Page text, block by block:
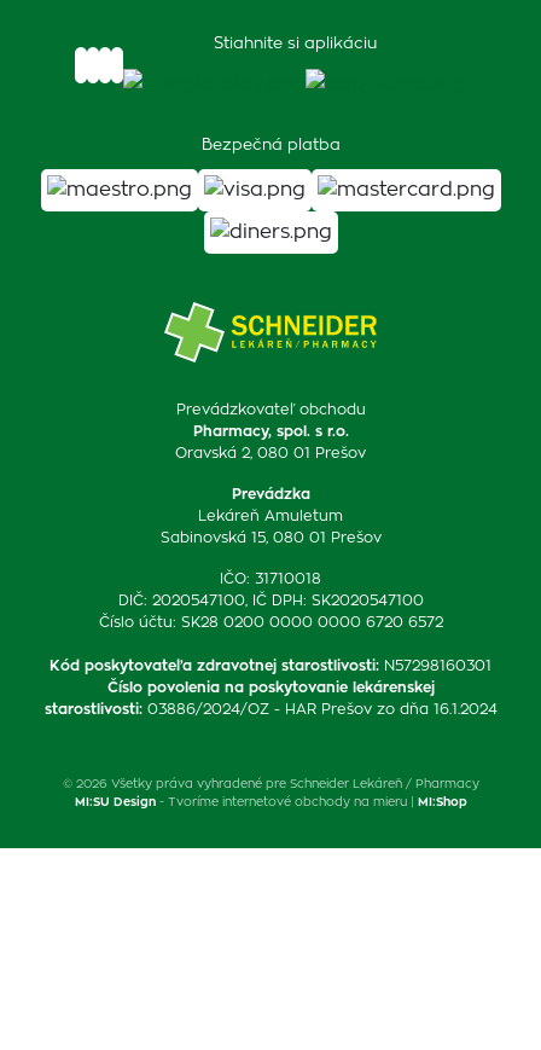
Prevádzkovateľ obchodu
Pharmacy, spol. s r.o.
Oravská 2, 080 01 Prešov
Prevádzka
Lekáreň Amuletum
Sabinovská 15, 080 01 Prešov
IČO: 31710018
DIČ: 2020547100, IČ DPH: SK2020547100
Číslo účtu: SK28 0200 0000 0000 6720 6572
Kód poskytovateľa zdravotnej starostlivosti: N57298160301
Číslo povolenia na poskytovanie lekárenskej
starostlivosti: 03886/2024/OZ - HAR Prešov zo dňa 16.1.2024
Stiahnite si aplikáciu
Bezpečná platba
© 2026 Všetky práva vyhradené pre Schneider Lekáreň / Pharmacy
MI:SU Design- Tvoríme internetové obchody na mieru | MI:Shop